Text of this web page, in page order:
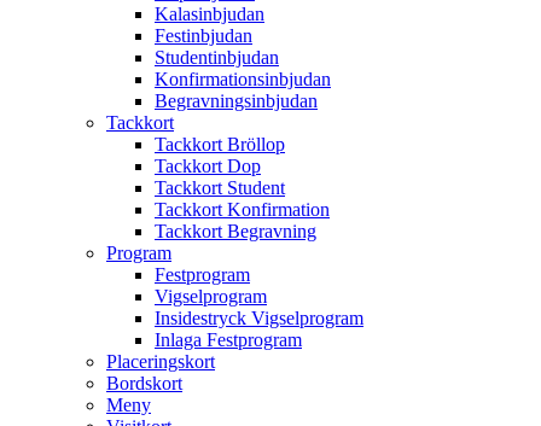
Kalasinbjudan
Festinbjudan
Studentinbjudan
Konfirmationsinbjudan
Begravningsinbjudan
Tackkort
Tackkort Bröllop
Tackkort Dop
Tackkort Student
Tackkort Konfirmation
Tackkort Begravning
Program
Festprogram
Vigselprogram
Insidestryck Vigselprogram
Inlaga Festprogram
Placeringskort
Bordskort
Meny